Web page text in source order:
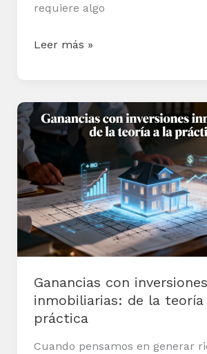
requiere algo
Leer más »
Ganancias con inversiones
inmobiliarias: de la teoría
práctica
Cuando pensamos en generar
Ganancias
con
inversiones
inmobiliarias:
de
la
teoría
a
práctica